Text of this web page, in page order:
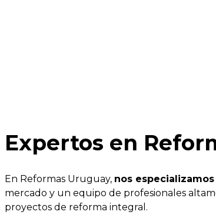
Expertos en
En Reformas Uruguay, nos
mercado y un equipo de profesionales
proyectos de reforma integral.